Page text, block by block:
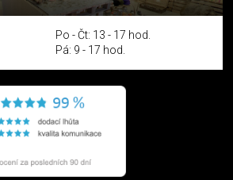
Po - Čt: 13 - 17 hod.
Pá: 9 - 17 hod.